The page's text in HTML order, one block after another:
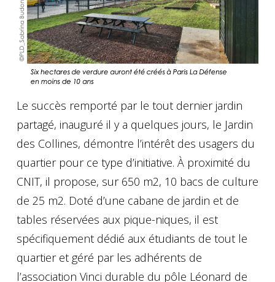
Le succès remporté par le tout dernier jardin
partagé, inauguré il y a quelques jours, le Jardin
des Collines, démontre l’intérêt des usagers du
quartier pour ce type d’initiative. À proximité du
CNIT, il propose, sur 650 m2, 10 bacs de culture
de 25 m2. Doté d’une cabane de jardin et de
tables réservées aux pique-niques, il est
spécifiquement dédié aux étudiants de tout le
quartier et géré par les adhérents de
l’association Vinci durable du pôle Léonard de